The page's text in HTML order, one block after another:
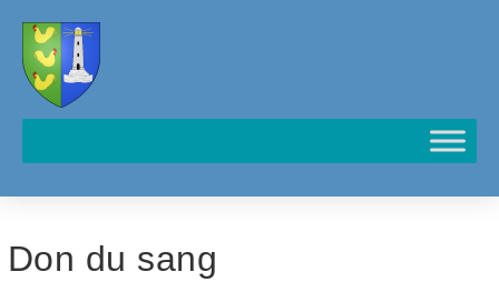
Don du sang